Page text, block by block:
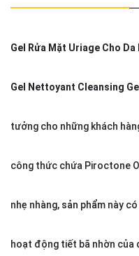
Gel Rửa Mặt Uriage Cho Da
Gel Nettoyant Cleansing Gel
tưởng cho những khách
công thức chứa Piroctone
nhẹ nhàng, sản phẩm này
hoạt động tiết bã nhờn của